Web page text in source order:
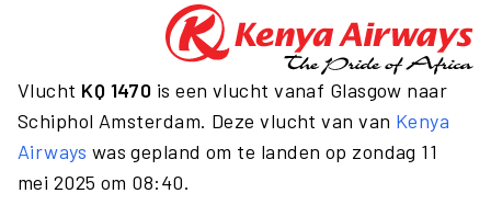
Vlucht KQ 1470 is een vlucht vanaf Glasgow naar
Schiphol Amsterdam. Deze vlucht van van Kenya
Airways was gepland om te landen op zondag 11
mei 2025 om 08:40.